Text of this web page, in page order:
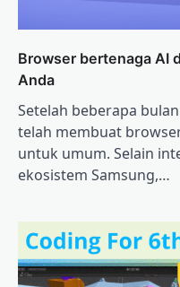
Browser bertenaga AI
Anda
Setelah beberapa
telah membuat
untuk umum. Selain
ekosistem Samsung,…